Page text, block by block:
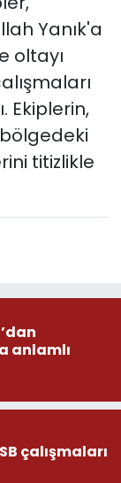
Yanık'a
oltayı
Ekiplerin,
titizlikle
anlamlı
çalışmaları